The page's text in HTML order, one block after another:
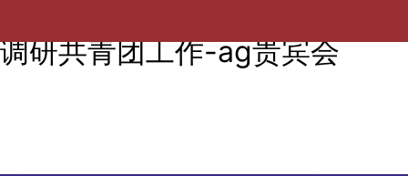
调研共青团工作-ag贵宾会